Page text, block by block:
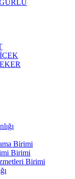
Birimi
Birimi
Birimi